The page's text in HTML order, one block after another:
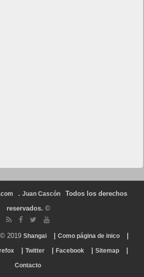
. Juan Cascón
Todos los derechos
reservados. ©
2019 Shangai Como página de inico
Twitter Facebook Sitemap
Contacto